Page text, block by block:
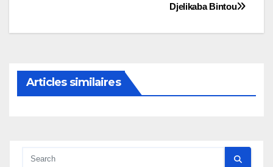
l’article
Djelikaba Bintou
Articles similaires